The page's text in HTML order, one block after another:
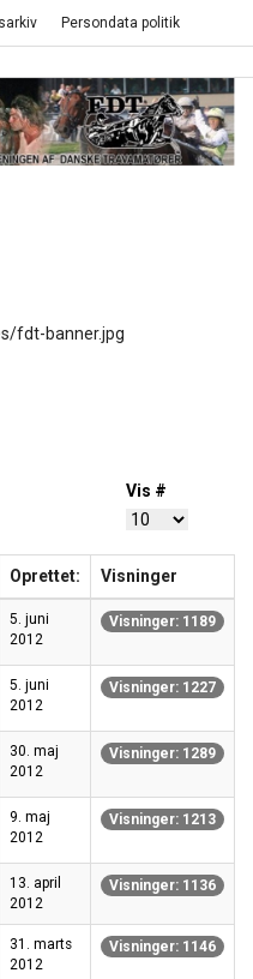
Persondata politik
fdt-banner.jpg
Vis #
Oprettet: Visninger
5. juni
2012
Visninger: 1189
5. juni
2012
Visninger: 1227
30. maj
2012
Visninger: 1289
9. maj
2012
Visninger: 1213
13. april
2012
Visninger: 1136
31. marts
2012
Visninger: 1146